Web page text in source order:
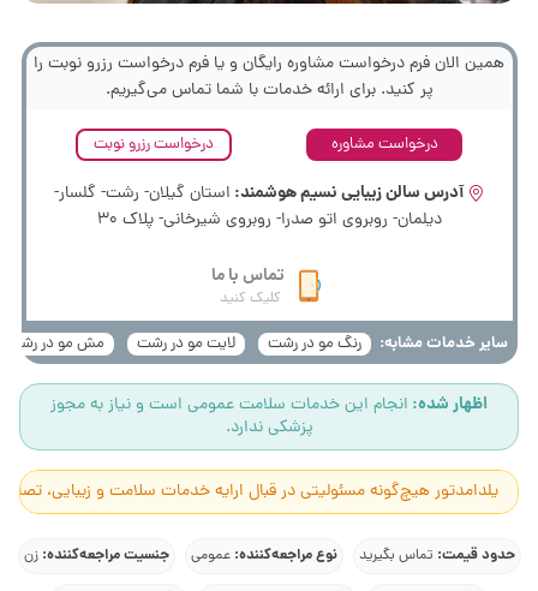
همین الان فرم درخواست مشاوره رایگان و یا فرم درخواست رزرو نوبت را
پر کنید. برای ارائه خدمات با شما تماس می‌گیریم.
درخواست مشاوره درخواست رزرو نوبت
آدرس سالن زیبایی نسیم هوشمند: استان گیلان- رشت- گلسار-
دیلمان- روبروی اتو صدرا- روبروی شیرخانی- پلاک 30
تماس با ما
کلیک کنید
سایر خدمات مشابه: رنگ مو در رشت لایت مو در رشت مش مو در رشت
اظهار شده: انجام این خدمات سلامت عمومی است و نیاز به مجوز
پزشکی ندارد.
یلدامدتور هیچ‌گونه مسئولیتی در قبال ارایه خدمات سلامت و زیبایی،
حدود قیمت: تماس بگیرید نوع مراجعه‌کننده:عمومی جنسیت مراجعه‌کننده:زن